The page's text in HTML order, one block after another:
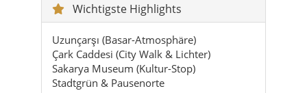
Wichtigste Highlights
Uzunçarşı (Basar-Atmosphäre)
Çark Caddesi (City Walk & Lichter)
Sakarya Museum (Kultur-Stop)
Stadtgrün & Pausenorte